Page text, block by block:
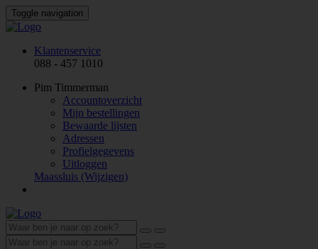
Toggle navigation
Klantenservice
088 - 457 1010
Pim Timmerman
Accountoverzicht
Mijn bestellingen
Bewaarde lijsten
Adressen
Profielgegevens
Uitloggen
Maassluis (Wijzigen)